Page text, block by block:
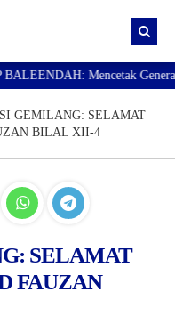
Mencetak
GEMILANG: SELAMAT
BILAL XII-4
SELAMAT
FAUZAN